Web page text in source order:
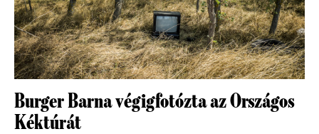
Burger Barna végigfotózta az Országos
Kéktúrát